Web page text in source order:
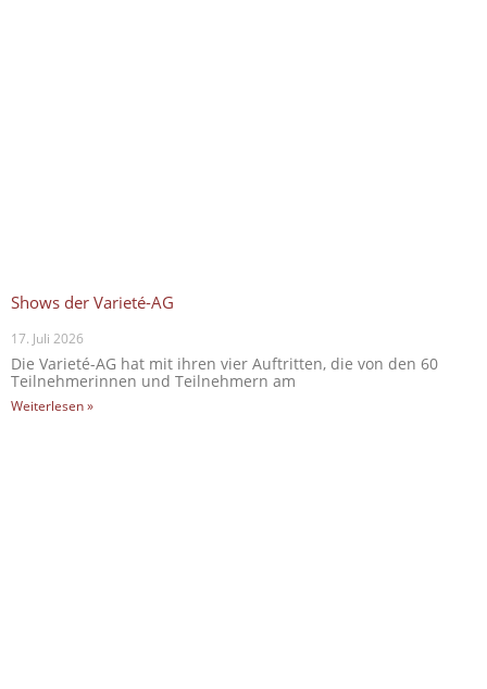
Shows der Varieté-AG
17. Juli 2026
Die Varieté-AG hat mit ihren vier Auftritten, die von den 60
Teilnehmerinnen und Teilnehmern am
Weiterlesen »